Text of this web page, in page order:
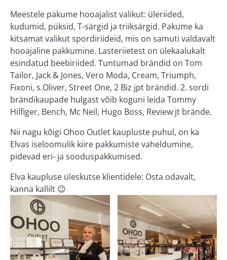
Eedeni keskus
Zeppelini keskus
Elva
MEIST
KONTAKT
Meestele pakume hooajalist valikut: üleriided,
kudumid, püksid, T-särgid ja triiksärgid. Pakume ka
kitsamat valikut spordiriideid, mis on samuti valdavalt
hooajaline pakkumine. Lasteriietest on ülekaalukalt
esindatud beebiriided. Tuntumad brändid on Tom
Tailor, Jack & Jones, Vero Moda, Cream, Triumph,
Fixoni, s.Oliver, Street One, 2 Biz jpt brändid. 2. sordi
brändikaupade hulgast võib koguni leida Tommy
Hilfiger, Bench, Mc Neil, Hugo Boss, Review jt brände.
Nii nagu kõigi Ohoo Outlet kaupluste puhul, on ka
Elvas iseloomulik kiire pakkumiste vaheldumine,
pidevad eri- ja sooduspakkumised.
Elva kaupluse üleskutse klientidele: Osta odavalt,
kanna kallilt 😉